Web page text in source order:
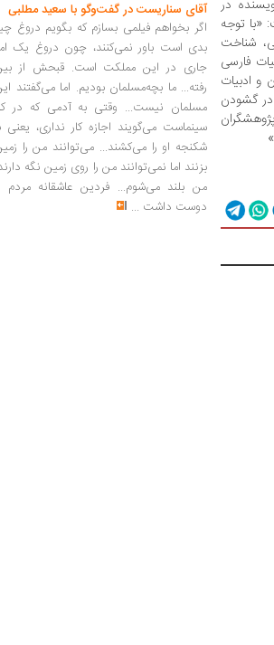
در
توجه
شناخت
فارسی
و ادبیات
در گشودن
آقای سناریست در گفت‌وگو با سعید مطلبی
اگر بخواهم فیلمی بسازم که بگویم دروغ
بدی است باور نمی‌کنند، چون دروغ یک
جاری در این مملکت است. قبحش از
رفته... ما بچه‌مسلمان بودیم. اما می‌گفتند
مسلمان نیست... وقتی به آدمی که در
سینماست می‌گویند اجازه کار نداری، یعنی
شکنجه او را می‌کشند... می‌توانند من را
بزنند اما نمی‌توانند من را روی زمین نگه
من بلند می‌شوم... فردین عاشقانه مردم
دوست داشت ...